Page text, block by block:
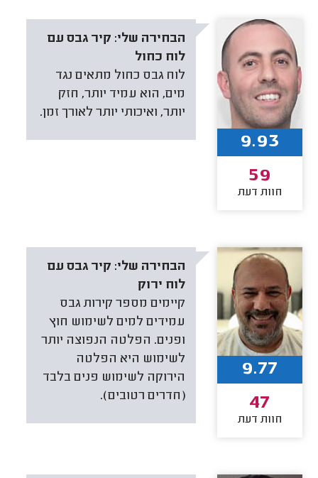
הבחירה שלי: קיר גבס עם
לוח כחול
לוח גבס כחול מתאים נגד
מים, הוא עמיד יותר, חזק
יותר, ואיכותי יותר לאורך זמן.
9.93
59
חוות דעת
הבחירה שלי: קיר גבס עם
לוח ירוק
קיימים מספר קירות גבס
עמידים למים לשימוש חוץ
ופנים. הפלטה הנפוצה יותר
לשימוש היא הפלטה
הירוקה לשימוש פנים בלבד
(חדרים רטובים).
9.77
47
חוות דעת